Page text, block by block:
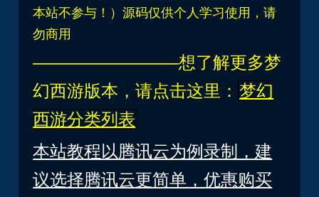
本站不参与！）源码仅供个人学习使用，请
勿商用
————————–想了解更多梦
幻西游版本，请点击这里： 梦幻
西游分类列表
本站教程以腾讯云为例录制，建
议选择腾讯云更简单，优惠购买